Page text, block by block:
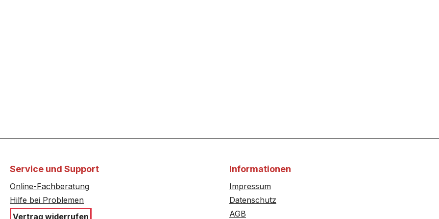
Service und Support
Online-Fachberatung
Hilfe bei Problemen
Vertrag widerrufen
Informationen
Impressum
Datenschutz
AGB